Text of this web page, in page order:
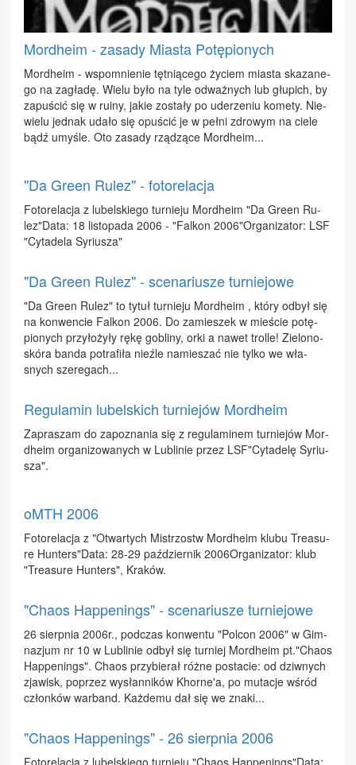
Mordheim - zasady Miasta Potępionych
Mor­dhe­im - wspo­mnie­nie tęt­nią­ce­go ży­ciem mia­sta ska­za­ne­
go na za­gła­dę. Wie­lu by­ło na ty­le od­waż­nych lub głu­pich, by
za­pu­ścić się w ru­iny, ja­kie zo­sta­ły po ude­rze­niu ko­me­ty. Nie­
wie­lu jed­nak uda­ło się opu­ścić je w peł­ni zdro­wym na cie­le
bądź umy­śle. Oto za­sa­dy rzą­dzą­ce Mor­dhe­im...
"Da Green Rulez" - fotorelacja
Fo­to­re­la­cja z lu­bel­skie­go tur­nie­ju Mor­dhe­im "Da Gre­en Ru­
lez"Da­ta: 18 li­sto­pa­da 2006 - "Fal­kon 2006"Or­ga­ni­za­tor: LSF
"Cy­ta­de­la Sy­riu­sza"
"Da Green Rulez" - scenariusze turniejowe
"Da Gre­en Ru­lez" to ty­tuł tur­nie­ju Mor­dhe­im , któ­ry od­był się
na kon­wen­cie Fal­kon 2006. Do za­mie­szek w mie­ście po­tę­
pio­nych przy­ło­ży­ły rę­kę go­bli­ny, or­ki a na­wet trol­le! Zie­lo­no­
skó­ra ban­da po­tra­fi­ła nie­źle na­mie­szać nie tyl­ko we wła­
snych sze­re­gach...
Regulamin lubelskich turniejów Mordheim
Za­pra­szam do za­po­zna­nia się z re­gu­la­mi­nem tur­nie­jów Mor­
dhe­im or­ga­ni­zo­wa­nych w Lu­bli­nie przez LSF"Cy­ta­de­lę Sy­riu­
sza".
oMTH 2006
Fo­to­re­la­cja z "Otwar­tych Mi­strzostw Mor­dhe­im klu­bu Tre­asu­
re Hun­ters"Da­ta: 28-29 paź­dzier­nik 2006Or­ga­ni­za­tor: klub
"Tre­asu­re Hun­ters", Kra­ków.
"Chaos Happenings" - scenariusze turniejowe
26 sierp­nia 2006r., pod­czas kon­wen­tu "Po­lcon 2006" w Gim­
na­zjum nr 10 w Lu­bli­nie od­był się tur­niej Mor­dhe­im pt."Cha­os
Hap­pe­nings". Cha­os przy­bie­rał róż­ne po­sta­cie: od dziw­nych
zja­wisk, po­przez wy­słan­ni­ków Khor­ne'a, po mu­ta­cje wśród
człon­ków war­band. Każ­de­mu dał się we zna­ki...
"Chaos Happenings" - 26 sierpnia 2006